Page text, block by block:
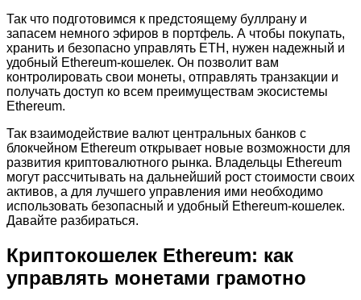
Так что подготовимся к предстоящему буллрану и
запасем немного эфиров в портфель. А чтобы покупать,
хранить и безопасно управлять ETH, нужен надежный и
удобный Ethereum-кошелек. Он позволит вам
контролировать свои монеты, отправлять транзакции и
получать доступ ко всем преимуществам экосистемы
Ethereum.
Так взаимодействие валют центральных банков с
блокчейном Ethereum открывает новые возможности для
развития криптовалютного рынка. Владельцы Ethereum
могут рассчитывать на дальнейший рост стоимости своих
активов, а для лучшего управления ими необходимо
использовать безопасный и удобный Ethereum-кошелек.
Давайте разбираться.
Криптокошелек Ethereum: как
управлять монетами грамотно